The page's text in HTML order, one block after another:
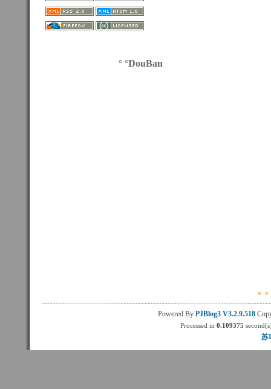
° °DouBan
Powered By PJBlog3 V3.2.9.518
Processed in0.109375
苏